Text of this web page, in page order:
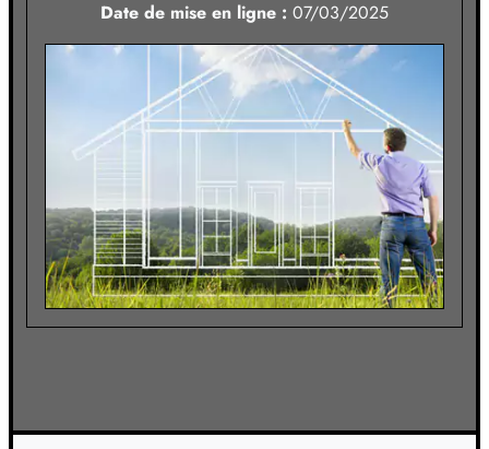
Date de mise en ligne : 07/03/2025